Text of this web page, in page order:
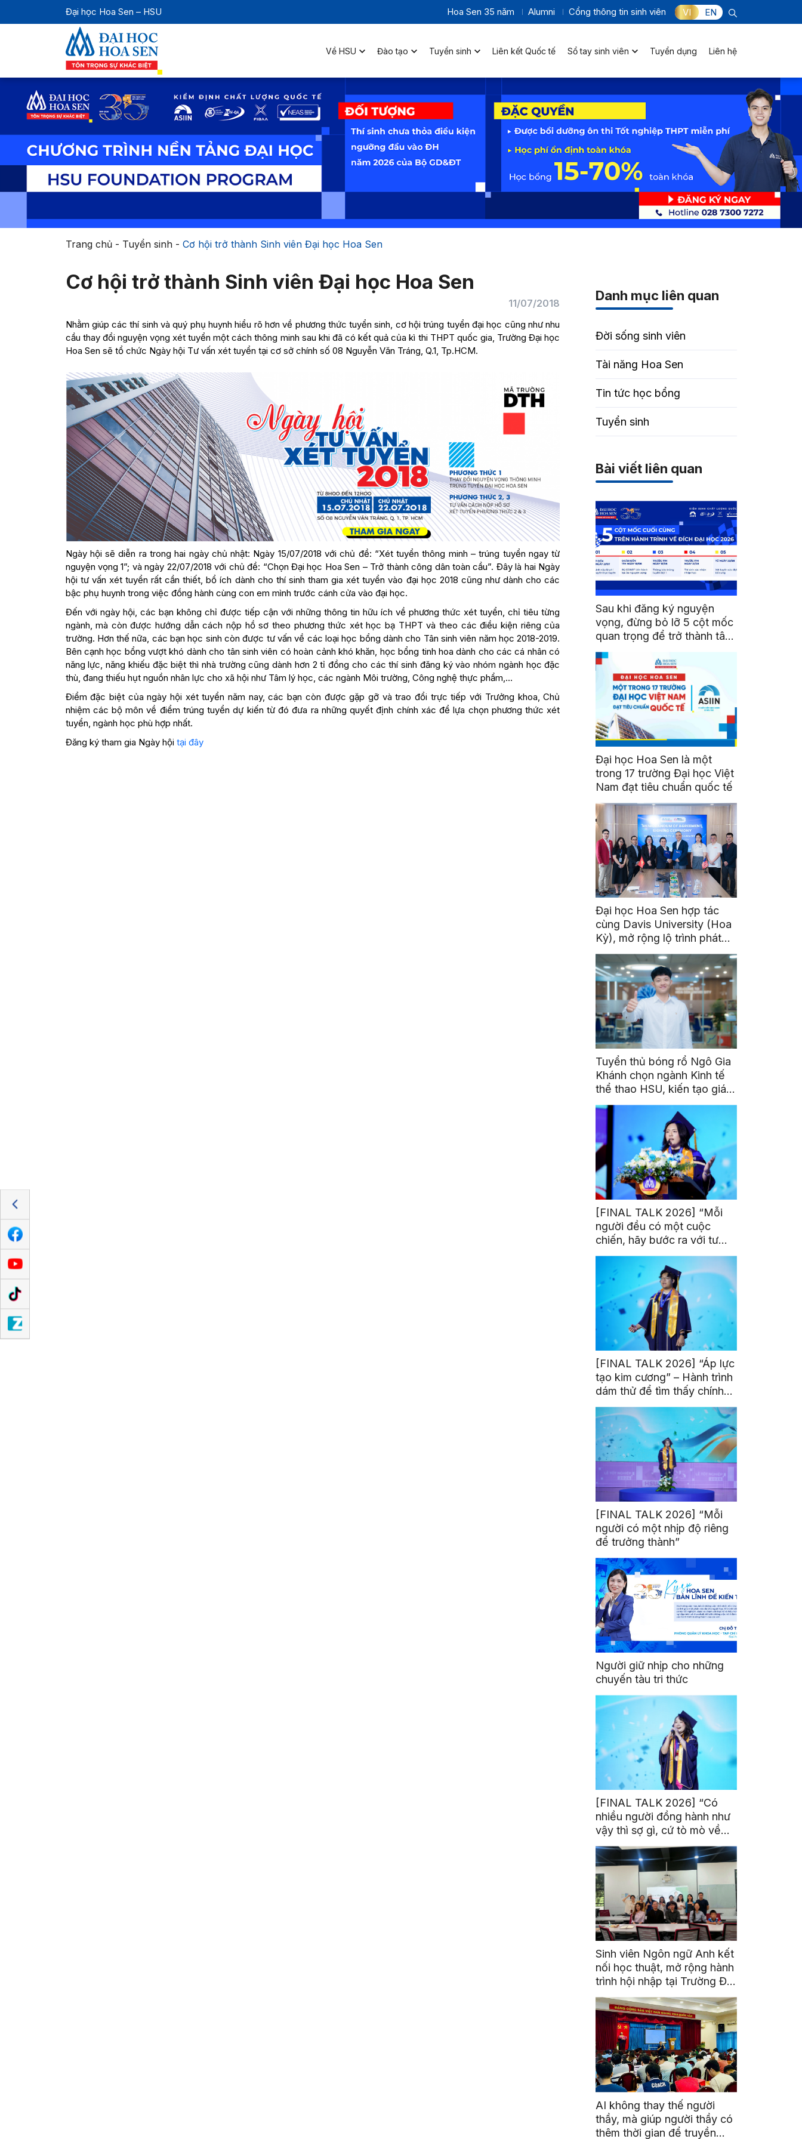
Đại học Hoa Sen – HSU Hoa Sen 35 năm Alumni Cổng thông tin sinh viên VI EN
Về HSU Đào tạo Tuyển sinh Liên kết Quốc tế Sổ tay sinh viên Tuyển dụng Liên hệ
Trang chủ- Tuyển sinh- Cơ hội trở thành Sinh viên Đại học Hoa Sen
Cơ hội trở thành Sinh viên Đại học Hoa Sen
11/07/2018
Nhằm giúp các thí sinh và quý phụ huynh hiểu rõ hơn về phương thức tuyển sinh, cơ hội trúng tuyển đại học cũng như nhu
cầu thay đổi nguyện vọng xét tuyển một cách thông minh sau khi đã có kết quả của kì thi THPT quốc gia, Trường Đại học
Hoa Sen sẽ tổ chức Ngày hội Tư vấn xét tuyển tại cơ sở chính số 08 Nguyễn Văn Tráng, Q.1, Tp.HCM.
Ngày hội sẽ diễn ra trong hai ngày chủ nhật: Ngày 15/07/2018 với chủ đề: “Xét tuyển thông minh – trúng tuyển ngay từ
nguyện vọng 1”; và ngày 22/07/2018 với chủ đề: “Chọn Đại học Hoa Sen – Trở thành công dân toàn cầu”. Đây là hai Ngày
hội tư vấn xét tuyển rất cần thiết, bổ ích dành cho thí sinh tham gia xét tuyển vào đại học 2018 cũng như dành cho các
bậc phụ huynh trong việc đồng hành cùng con em mình trước cánh cửa vào đại học.
Đến với ngày hội, các bạn không chỉ được tiếp cận với những thông tin hữu ích về phương thức xét tuyển, chỉ tiêu từng
ngành, mà còn được hướng dẫn cách nộp hồ sơ theo phương thức xét học bạ THPT và theo các điều kiện riêng của
trường. Hơn thế nữa, các bạn học sinh còn được tư vấn về các loại học bổng dành cho Tân sinh viên năm học 2018-2019.
Bên cạnh học bổng vượt khó dành cho tân sinh viên có hoàn cảnh khó khăn, học bổng tinh hoa dành cho các cá nhân có
năng lực, năng khiếu đặc biệt thì nhà trường cũng dành hơn 2 tỉ đồng cho các thí sinh đăng ký vào nhóm ngành học đặc
thù, đang thiếu hụt nguồn nhân lực cho xã hội như Tâm lý học, các ngành Môi trường, Công nghệ thực phẩm,…
Điểm đặc biệt của ngày hội xét tuyển năm nay, các bạn còn được gặp gỡ và trao đổi trực tiếp với Trưởng khoa, Chủ
nhiệm các bộ môn về điểm trúng tuyển dự kiến từ đó đưa ra những quyết định chính xác để lựa chọn phương thức xét
tuyển, ngành học phù hợp nhất.
Đăng ký tham gia Ngày hội tại đây
Danh mục liên quan
Đời sống sinh viên
Tài năng Hoa Sen
Tin tức học bổng
Tuyển sinh
Bài viết liên quan
Sau khi đăng ký nguyện
vọng, đừng bỏ lỡ 5 cột mốc
quan trọng để trở thành tân
sinh viên HSU
Đại học Hoa Sen là một
trong 17 trường Đại học Việt
Nam đạt tiêu chuẩn quốc tế
Đại học Hoa Sen hợp tác
cùng Davis University (Hoa
Kỳ), mở rộng lộ trình phát
triển toàn cầu cho sinh viên
Tuyển thủ bóng rổ Ngô Gia
Khánh chọn ngành Kinh tế
thể thao HSU, kiến tạo giá
trị từ đam mê thể thao
[FINAL TALK 2026] “Mỗi
người đều có một cuộc
chiến, hãy bước ra với tư
thế của người chiến thắng”
[FINAL TALK 2026] “Áp lực
tạo kim cương” – Hành trình
dám thử để tìm thấy chính
mình
[FINAL TALK 2026] “Mỗi
người có một nhịp độ riêng
để trưởng thành”
Người giữ nhịp cho những
chuyến tàu tri thức
[FINAL TALK 2026] “Có
nhiều người đồng hành như
vậy thì sợ gì, cứ tò mò về
thế giới thôi”
Sinh viên Ngôn ngữ Anh kết
nối học thuật, mở rộng hành
trình hội nhập tại Trường Đại
học Quốc gia Malaysia
AI không thay thế người
thầy, mà giúp người thầy có
thêm thời gian để truyền